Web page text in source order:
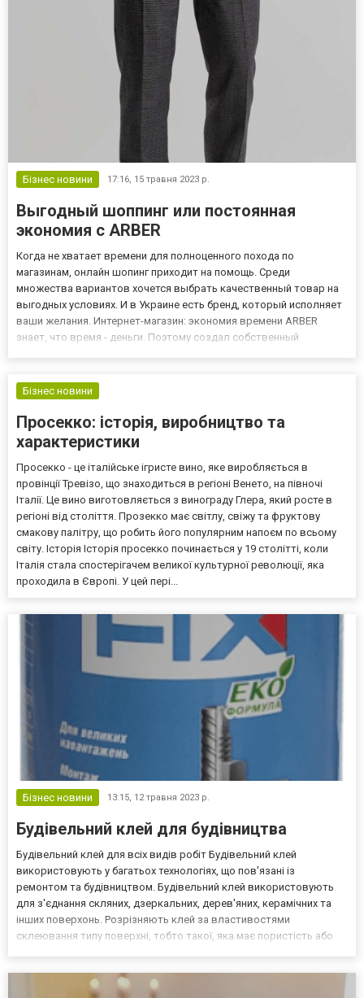
Бізнес новини 17:16, 15 травня 2023 р.
Выгодный шоппинг или постоянная
экономия с ARBER
Когда не хватает времени для полноценного похода по
магазинам, онлайн шопинг приходит на помощь. Среди
множества вариантов хочется выбрать качественный товар на
выгодных условиях. И в Украине есть бренд, который исполняет
ваши желания. Интернет-магазин: экономия времени ARBER
знает, что время - деньги. Поэтому создал собственный
arber.ua в люб...
Бізнес новини
Просекко: історія, виробництво та
характеристики
Просекко - це італійське ігристе вино, яке виробляється в
провінції Тревізо, що знаходиться в регіоні Венето, на півночі
Італії. Це вино виготовляється з винограду Глера, який росте в
регіоні від століття. Прозекко має світлу, свіжу та фруктову
смакову палітру, що робить його популярним напоєм по всьому
світу. Історія Історія просекко починається у 19 столітті, коли
Італія стала спостерігачем великої культурної революції, яка
проходила в Європі. У цей пері...
Бізнес новини 13:15, 12 травня 2023 р.
Будівельний клей для будівництва
Будівельний клей для всіх видів робіт Будівельний клей
використовують у багатьох технологіях, що пов'язані із
ремонтом та будівництвом. Будівельний клей використовують
для з'єднання скляних, дзеркальних, дерев'яних, керамічних та
інших поверхонь. Розрізняють клей за властивостями
склеювання типу поверхні, тобто такої, яка має пористість або